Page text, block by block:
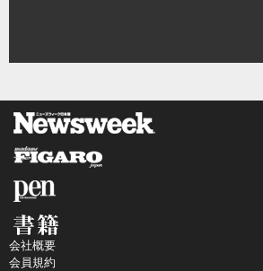
会社概要
会員規約